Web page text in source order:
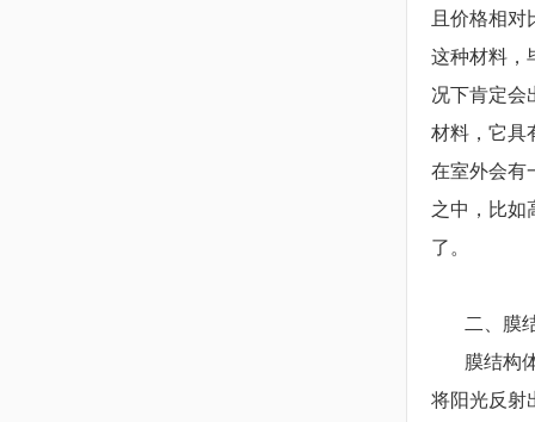
且价格相
这种材料，
况下肯定会
材料，它具
在室外会有
之中，比如
了。
二、膜结
膜结构体
将阳光反射